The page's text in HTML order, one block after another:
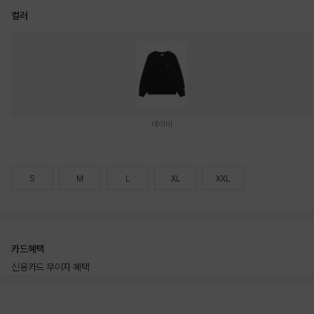
컬러
네이비
S M L XL XXL
카드혜택
신용카드 무이자 혜택